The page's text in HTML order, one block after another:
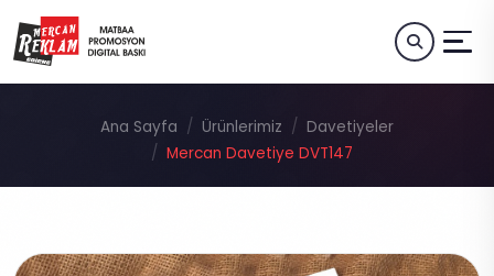
Ana Sayfa Ürünlerimiz
Davetiyeler
Mercan Davetiye DVT147